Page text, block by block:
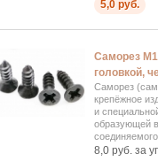
5,0 руб.
Саморез
головкой,
Саморез
крепёжное
и
образующей
8,0 руб. за